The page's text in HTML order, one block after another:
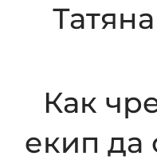
Как
екип да